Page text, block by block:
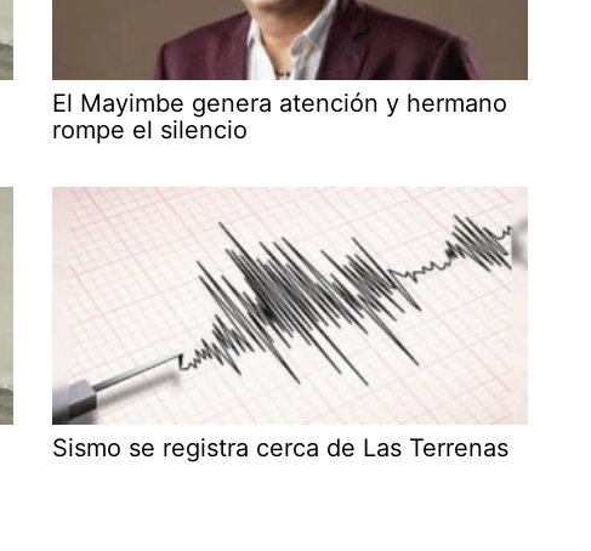
El Mayimbe genera atención y hermano
rompe el silencio
Sismo se registra cerca de Las Terrenas